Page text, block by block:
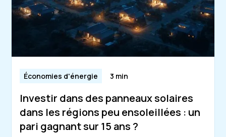
Économies d'énergie 3 min
Investir dans des panneaux solaires
dans les régions peu ensoleillées : un
pari gagnant sur 15 ans ?